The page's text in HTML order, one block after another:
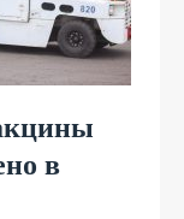
в